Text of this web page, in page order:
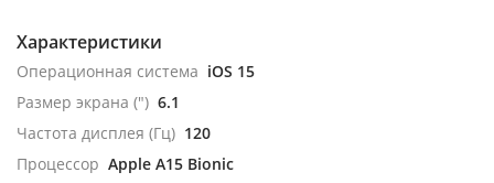
Характеристики
Операционная система iOS 15
Размер экрана (") 6.1
Частота дисплея (Гц) 120
Процессор Apple A15 Bionic